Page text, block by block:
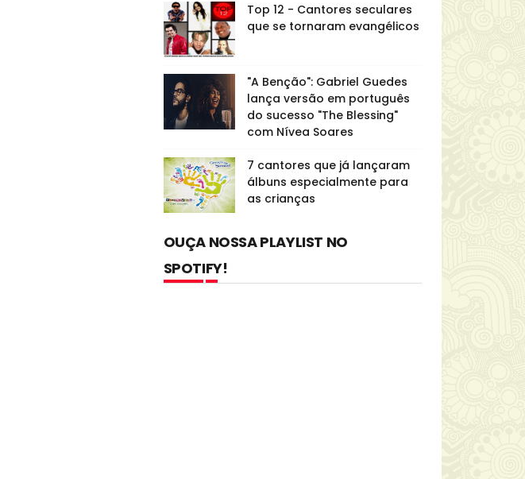
Top 12 - Cantores seculares
que se tornaram evangélicos
"A Benção": Gabriel Guedes
lança versão em português
do sucesso "The Blessing"
com Nívea Soares
7 cantores que já lançaram
álbuns especialmente para
as crianças
OUÇA NOSSA PLAYLIST NO
SPOTIFY!